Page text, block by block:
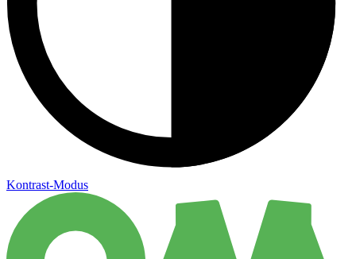
Kontrast-Modus